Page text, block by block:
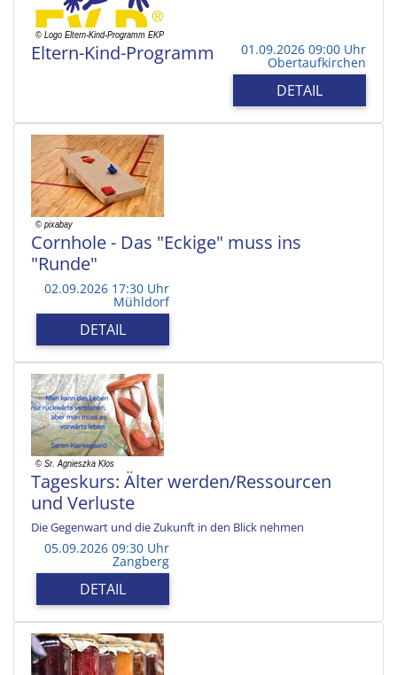
Eltern-Kind-Programm 01.09.2026 09:00 Uhr
Obertaufkirchen
DETAIL
Cornhole - Das "Eckige" muss ins
"Runde"
02.09.2026 17:30 Uhr
Mühldorf
DETAIL
Tageskurs: Älter werden/Ressourcen
und Verluste
Die Gegenwart und die Zukunft in den Blick nehmen
05.09.2026 09:30 Uhr
Zangberg
DETAIL